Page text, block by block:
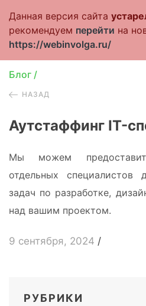
+ Стать клиентом
Данная версия сайта
рекомендуем перейти на
https://webinvolga.ru/
Блог /
НАЗАД
Аутстаффинг IT-
Мы можем
отдельных специалистов
задач по разработке,
над вашим проектом.
9 сентября, 2024 /
РУБРИКИ